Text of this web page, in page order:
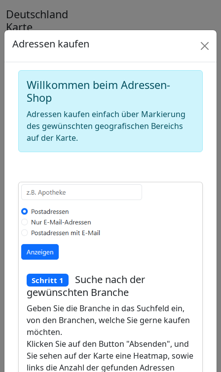
Deutschland
Karte
für
von
Druckereien
(Druckgewerbe)
Draw
polygon
a
rectangle
Draw
circle
layers
Delete
layers
Adressen kaufen
Willkommen beim Adressen-
Shop
Adressen kaufen einfach über Markierung
des gewünschten geografischen Bereichs
auf der Karte.
Schritt 1
Suche nach der
gewünschten Branche
Geben Sie die Branche in das Suchfeld ein,
von den Branchen, welche Sie gerne kaufen
möchten.
Klicken Sie auf den Button "Absenden", und
Sie sehen auf der Karte eine Heatmap, sowie
links die Anzahl der gefunden Adressen